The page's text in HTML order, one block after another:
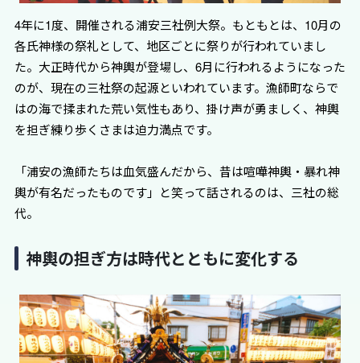
4年に1度、開催される浦安三社例大祭。もともとは、10月の
各氏神様の祭礼として、地区ごとに祭りが行われていまし
た。大正時代から神輿が登場し、6月に行われるようになった
のが、現在の三社祭の起源といわれています。漁師町ならで
はの海で揉まれた荒い気性もあり、掛け声が勇ましく、神輿
を担ぎ練り歩くさまは迫力満点です。
「浦安の漁師たちは血気盛んだから、昔は喧嘩神輿・暴れ神
輿が有名だったものです」と笑って話されるのは、三社の総
代。
神輿の担ぎ方は時代とともに変化する